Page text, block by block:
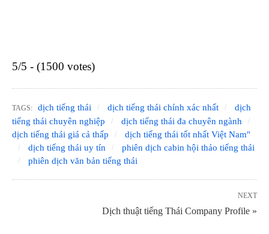
5/5 - (1500 votes)
TAGS: dịch tiếng thái dịch tiếng thái chính xác nhất
dịch
tiếng thái chuyên nghiệp
dịch tiếng thái đa chuyên ngành
dịch tiếng thái giá cả thấp
dịch tiếng thái tốt nhất Việt Nam"
dịch tiếng thái uy tín
phiên dịch cabin hội thảo tiếng thái
phiên dịch văn bản tiếng thái
NEXT
Dịch thuật tiếng Thái Company Profile »